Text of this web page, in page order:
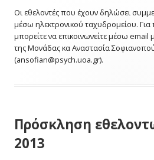
Οι εθελοντές που έχουν δηλώσει
μέσω ηλεκτρονικού ταχυδρομείου. Για
μπορείτε να επικοινωνείτε μέσω email
της Μονάδας κα Αναστασία
(ansofian@psych.uoa.gr).
Πρόσκληση
2013